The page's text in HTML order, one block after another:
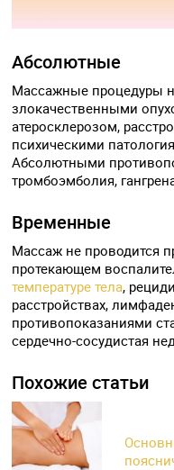
Абсолютные
Массажные процедуры
злокачественными
атеросклерозом,
психическими
Абсолютными
тромбоэмболия,
Временные
Массаж не проводится
протекающем
температуре тела,
расстройствах,
противопоказаниями
сердечно-сосудистая
Похожие статьи